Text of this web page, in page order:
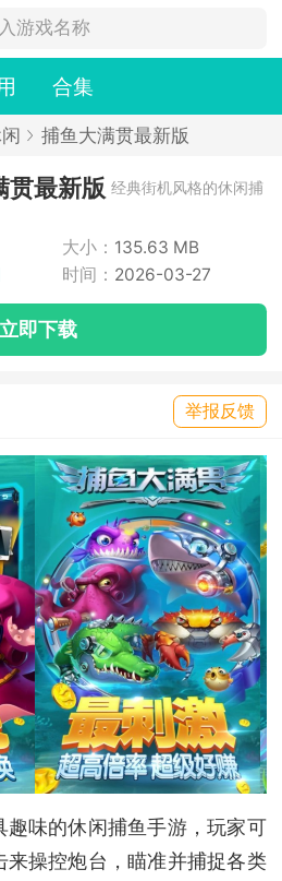
合集
捕鱼大满贯最新版
贯最新版 经典街机风格的休闲捕
大小： 135.63 MB
时间： 2026-03-27
立即下载
举报反馈
趣味的休闲捕鱼手游，玩家可
来操控炮台，瞄准并捕捉各类